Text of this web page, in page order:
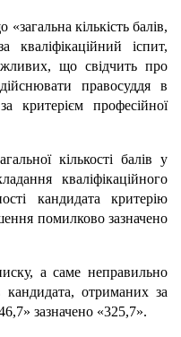
кількість балів,
іспит,
що свідчить про
правосуддя в
критерієм професійної
кількості балів у
кваліфікаційного
кандидата критерію
помилково зазначено
а саме неправильно
кандидата, отриманих за
зазначено «325,7».